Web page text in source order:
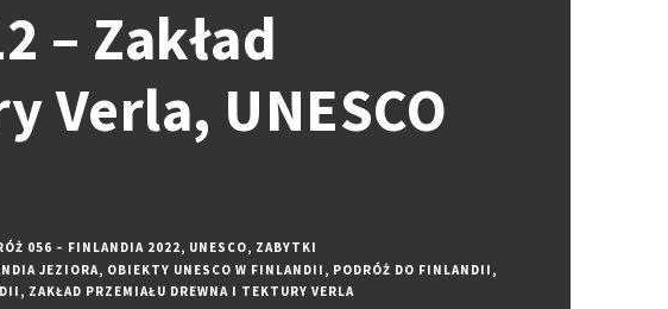
– Zakład
Verla, UNESCO
056 – FINLANDIA 2022, UNESCO, ZABYTKI
JEZIORA, OBIEKTY UNESCO W FINLANDII , PODRÓŻ DO FINLANDII ,
, ZAKŁAD PRZEMIAŁU DREWNA I TEKTURY VERLA